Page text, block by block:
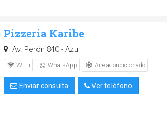
Pizzeria Karibe
Av. Perón 840 - Azul
Wi-Fi WhatsApp Aire acondicionado
Enviar consulta Ver teléfono